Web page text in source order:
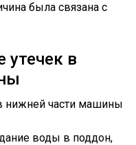
была связана с
утечек в
воды в поддон,